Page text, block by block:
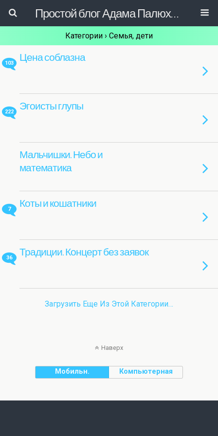
Простой блог Адама Палюховича
Категории › Семья, дети
103
Цена соблазна
222
Эгоисты глупы
Мальчишки. Небо и
математика
7
Коты и кошатники
36
Традиции. Концерт без заявок
Загрузить Еще Из Этой Категории…
Наверх
Мобильн. Компьютерная